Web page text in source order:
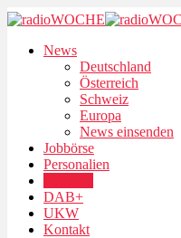
News
Deutschland
Österreich
Schweiz
Europa
News einsenden
Jobbörse
Personalien
DAB+
UKW
Kontakt